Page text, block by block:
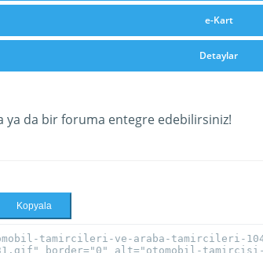
e-Kart
Detaylar
da bir foruma entegre edebilirsiniz!
Kopyala